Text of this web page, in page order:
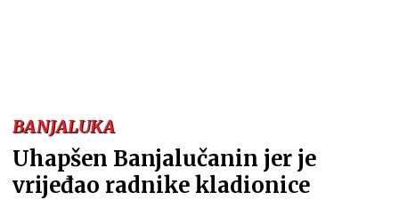
BANJALUKA
Uhapšen Banjalučanin jer je
vrijeđao radnike kladionice